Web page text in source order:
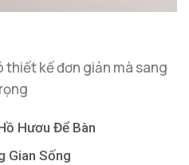
thiết kế đơn giản mà sang
Hươu Để Bàn
Gian Sống